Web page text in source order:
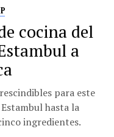
cocina del
a
para este
hasta la
ingredientes.